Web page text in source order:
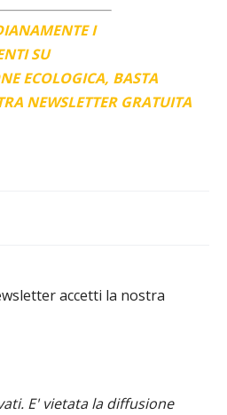
I
SU
ECOLOGICA, BASTA
NEWSLETTER GRATUITA
accetti la nostra
E' vietata la diffusione